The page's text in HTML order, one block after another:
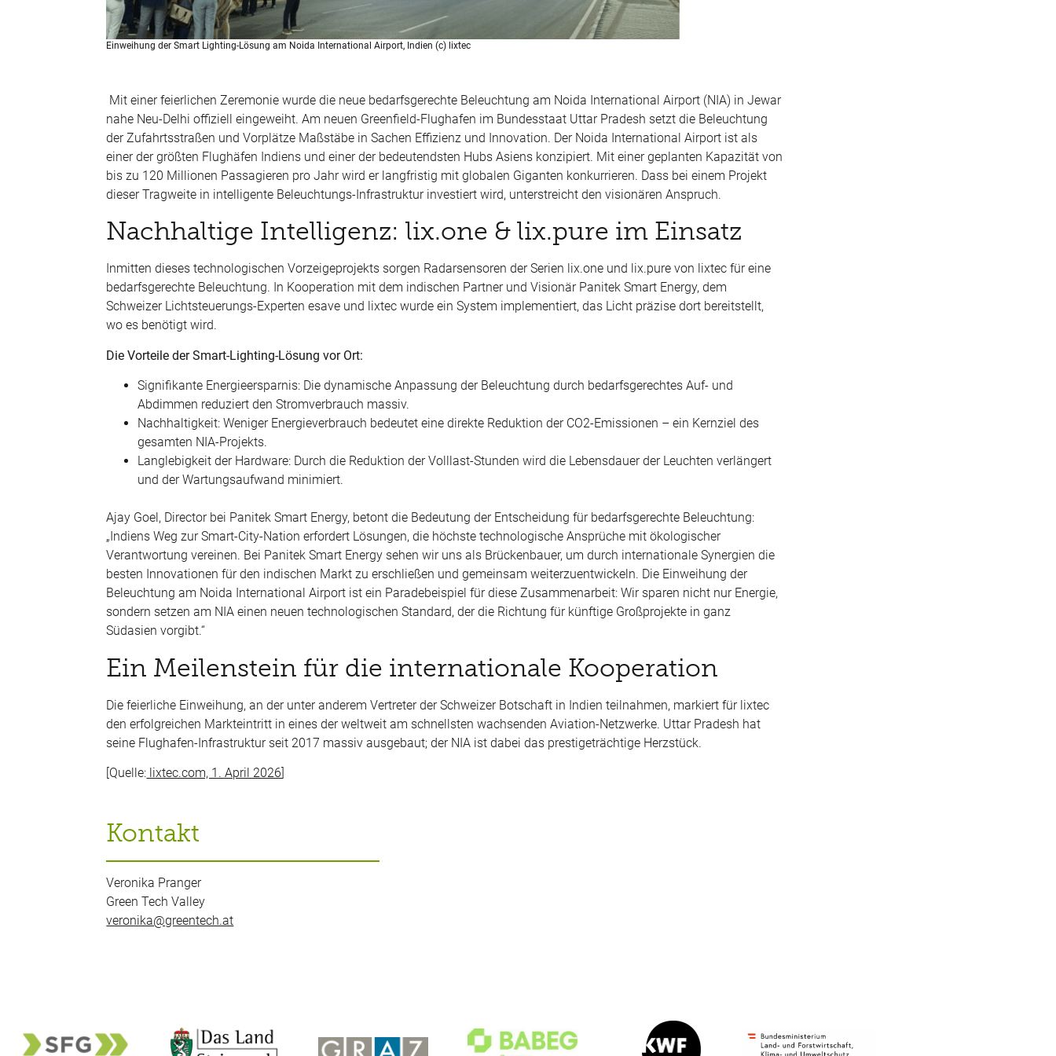
Einweihung der Smart Lighting-Lösung am Noida International Airport, Indien (c) lixtec
Mit einer feierlichen Zeremonie wurde die neue bedarfsgerechte Beleuchtung am Noida International Airport (NIA) in Jewar
nahe Neu-Delhi offiziell eingeweiht. Am neuen Greenfield-Flughafen im Bundesstaat Uttar Pradesh setzt die Beleuchtung
der Zufahrtsstraßen und Vorplätze Maßstäbe in Sachen Effizienz und Innovation. Der Noida International Airport ist als
einer der größten Flughäfen Indiens und einer der bedeutendsten Hubs Asiens konzipiert. Mit einer geplanten Kapazität von
bis zu 120 Millionen Passagieren pro Jahr wird er langfristig mit globalen Giganten konkurrieren. Dass bei einem Projekt
dieser Tragweite in intelligente Beleuchtungs-Infrastruktur investiert wird, unterstreicht den visionären Anspruch.
Nachhaltige Intelligenz: lix.one & lix.pure im Einsatz
Inmitten dieses technologischen Vorzeigeprojekts sorgen Radarsensoren der Serien lix.one und lix.pure von lixtec für eine
bedarfsgerechte Beleuchtung. In Kooperation mit dem indischen Partner und Visionär Panitek Smart Energy, dem
Schweizer Lichtsteuerungs-Experten esave und lixtec wurde ein System implementiert, das Licht präzise dort bereitstellt,
wo es benötigt wird.
Die Vorteile der Smart-Lighting-Lösung vor Ort:
Signifikante Energieersparnis: Die dynamische Anpassung der Beleuchtung durch bedarfsgerechtes Auf- und
Abdimmen reduziert den Stromverbrauch massiv.
Nachhaltigkeit: Weniger Energieverbrauch bedeutet eine direkte Reduktion der CO2-Emissionen – ein Kernziel des
gesamten NIA-Projekts.
Langlebigkeit der Hardware: Durch die Reduktion der Volllast-Stunden wird die Lebensdauer der Leuchten verlängert
und der Wartungsaufwand minimiert.
Ajay Goel, Director bei Panitek Smart Energy, betont die Bedeutung der Entscheidung für bedarfsgerechte Beleuchtung:
„Indiens Weg zur Smart-City-Nation erfordert Lösungen, die höchste technologische Ansprüche mit ökologischer
Verantwortung vereinen. Bei Panitek Smart Energy sehen wir uns als Brückenbauer, um durch internationale Synergien die
besten Innovationen für den indischen Markt zu erschließen und gemeinsam weiterzuentwickeln. Die Einweihung der
Beleuchtung am Noida International Airport ist ein Paradebeispiel für diese Zusammenarbeit: Wir sparen nicht nur Energie,
sondern setzen am NIA einen neuen technologischen Standard, der die Richtung für künftige Großprojekte in ganz
Südasien vorgibt.“
Ein Meilenstein für die internationale Kooperation
Die feierliche Einweihung, an der unter anderem Vertreter der Schweizer Botschaft in Indien teilnahmen, markiert für lixtec
den erfolgreichen Markteintritt in eines der weltweit am schnellsten wachsenden Aviation-Netzwerke. Uttar Pradesh hat
seine Flughafen-Infrastruktur seit 2017 massiv ausgebaut; der NIA ist dabei das prestigeträchtige Herzstück.
[Quelle: lixtec.com, 1. April 2026]
Kontakt
Veronika Pranger
Green Tech Valley
veronika@greentech.at